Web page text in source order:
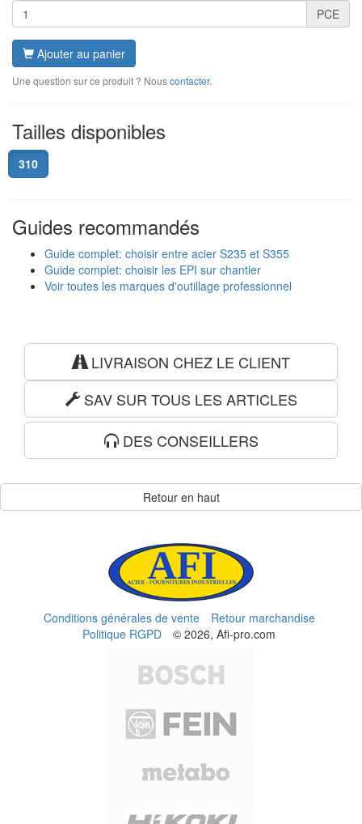
PCE
Ajouter au panier
Une question sur ce produit ? Nouscontacter.
Tailles disponibles
310
Guides recommandés
Guide complet: choisir entre acier S235 et S355
Guide complet: choisir les EPI sur chantier
Voir toutes les marques d'outillage professionnel
LIVRAISON CHEZ LE CLIENT
SAV SUR TOUS LES ARTICLES
DES CONSEILLERS
Retour en haut
Conditions générales de vente
Retour marchandise
Politique RGPD
© 2026, Afi-pro.com